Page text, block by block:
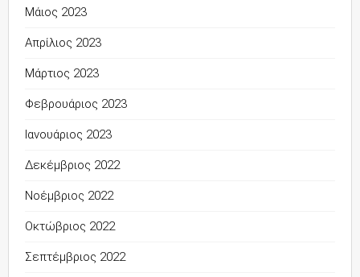
Μάιος 2023
Απρίλιος 2023
Μάρτιος 2023
Φεβρουάριος 2023
Ιανουάριος 2023
Δεκέμβριος 2022
Νοέμβριος 2022
Οκτώβριος 2022
Σεπτέμβριος 2022